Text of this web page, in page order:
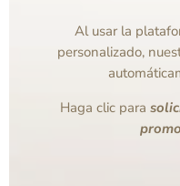
Al usar la
personalizado,
Haga clic para